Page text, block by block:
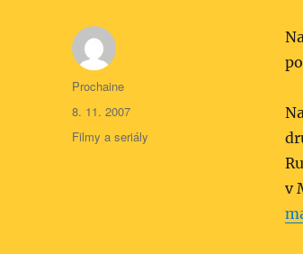
v
Autor:
Prochaine
Publikováno:
8. 11. 2007
Rubriky:
Filmy a seriály